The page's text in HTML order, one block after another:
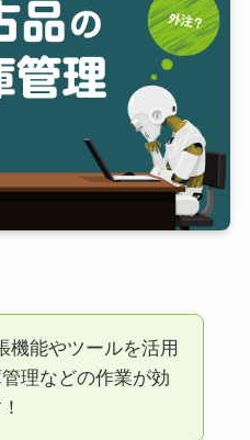
機能やツールを活用
理などの作業が効